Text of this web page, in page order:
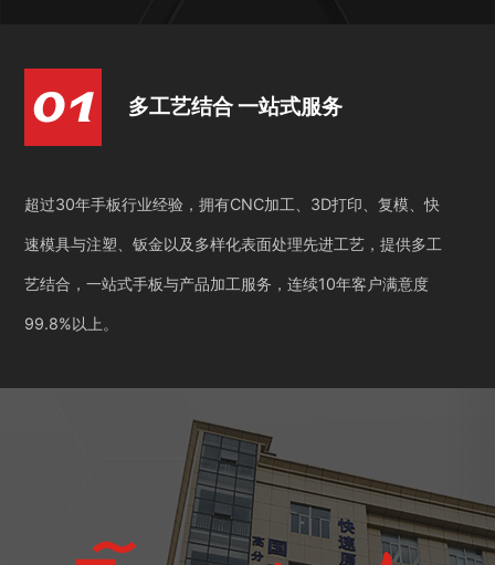
多工艺结合 一站式服务
超过30年手板行业经验，拥有CNC加工、3D打印、复模、快
速模具与注塑、钣金以及多样化表面处理先进工艺，提供多工
艺结合，一站式手板与产品加工服务，连续10年客户满意度
99.8%以上。